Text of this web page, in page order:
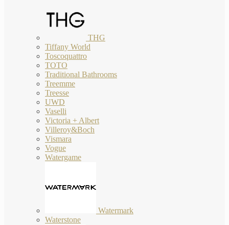
THG
Tiffany World
Toscoquattro
TOTO
Traditional Bathrooms
Treemme
Treesse
UWD
Vaselli
Victoria + Albert
Villeroy&Boch
Vismara
Vogue
Watergame
Watermark
Waterstone